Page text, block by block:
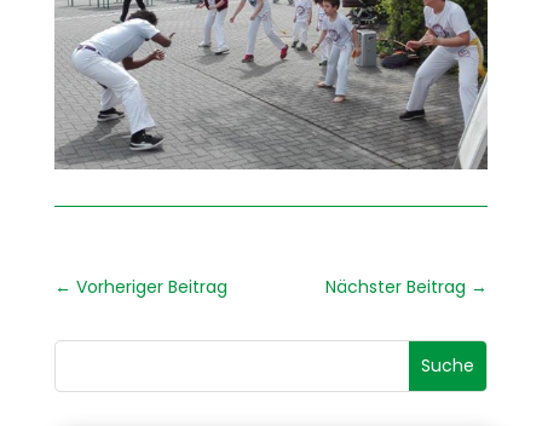
← Vorheriger Beitrag Nächster Beitrag →